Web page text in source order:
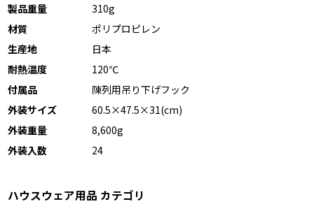
製品重量
310g
材質
ポリプロピレン
生産地
日本
耐熱温度
120℃
付属品
陳列用吊り下げフック
外装サイズ
60.5×47.5×31(cm)
外装重量
8,600g
外装入数
24
ハウスウェア用品 カテゴリ